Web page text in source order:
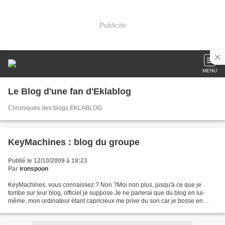
Publicité
MENU
Le Blog d'une fan d'Eklablog
Chroniques des blogs EKLABLOG
KeyMachines : blog du groupe
Publié le 12/10/2009 à 19:23
Par ironspoon
KeyMachines, vous connaissez ? Non ?Moi non plus, jusqu'à ce que je
tombe sur leur blog, officiel je suppose.Je ne parlerai que du blog en lui-
même, mon ordinateur étant capricieux me prive du son car je bosse en